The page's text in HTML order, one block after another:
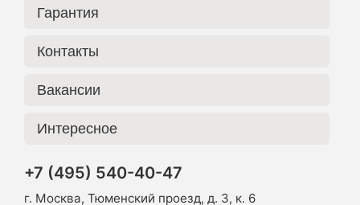
Гарантия
Контакты
Вакансии
Интересное
+7 (495) 540-40-47
г. Москва, Тюменский проезд, д. 3, к. 6